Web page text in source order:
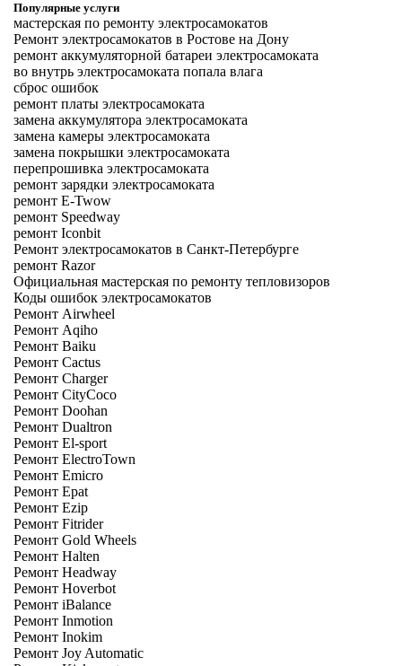
Популярные услуги
мастерская по ремонту электросамокатов
Ремонт электросамокатов в Ростове на Дону
ремонт аккумуляторной батареи электросамоката
во внутрь электросамоката попала влага
сброс ошибок
ремонт платы электросамоката
замена аккумулятора электросамоката
замена камеры электросамоката
замена покрышки электросамоката
перепрошивка электросамоката
ремонт зарядки электросамоката
ремонт E-Twow
ремонт Speedway
ремонт Iconbit
Ремонт электросамокатов в Санкт-Петербурге
ремонт Razor
Официальная мастерская по ремонту тепловизоров
Коды ошибок электросамокатов
Ремонт Airwheel
Ремонт Aqiho
Ремонт Baiku
Ремонт Cactus
Ремонт Charger
Ремонт CityCoco
Ремонт Doohan
Ремонт Dualtron
Ремонт El-sport
Ремонт ElectroTown
Ремонт Emicro
Ремонт Epat
Ремонт Ezip
Ремонт Fitrider
Ремонт Gold Wheels
Ремонт Halten
Ремонт Headway
Ремонт Hoverbot
Ремонт iBalance
Ремонт Inmotion
Ремонт Inokim
Ремонт Joy Automatic